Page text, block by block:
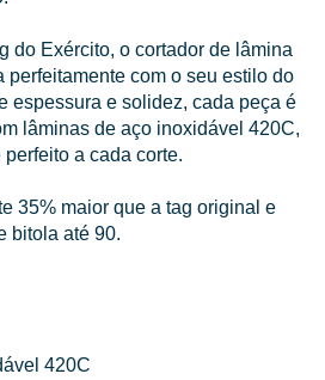
do Exército, o cortador de lâmina
perfeitamente com o seu estilo do
espessura e solidez, cada peça é
lâminas de aço inoxidável 420C,
a cada corte.
35% maior que a tag original e
bitola até 90.
420C